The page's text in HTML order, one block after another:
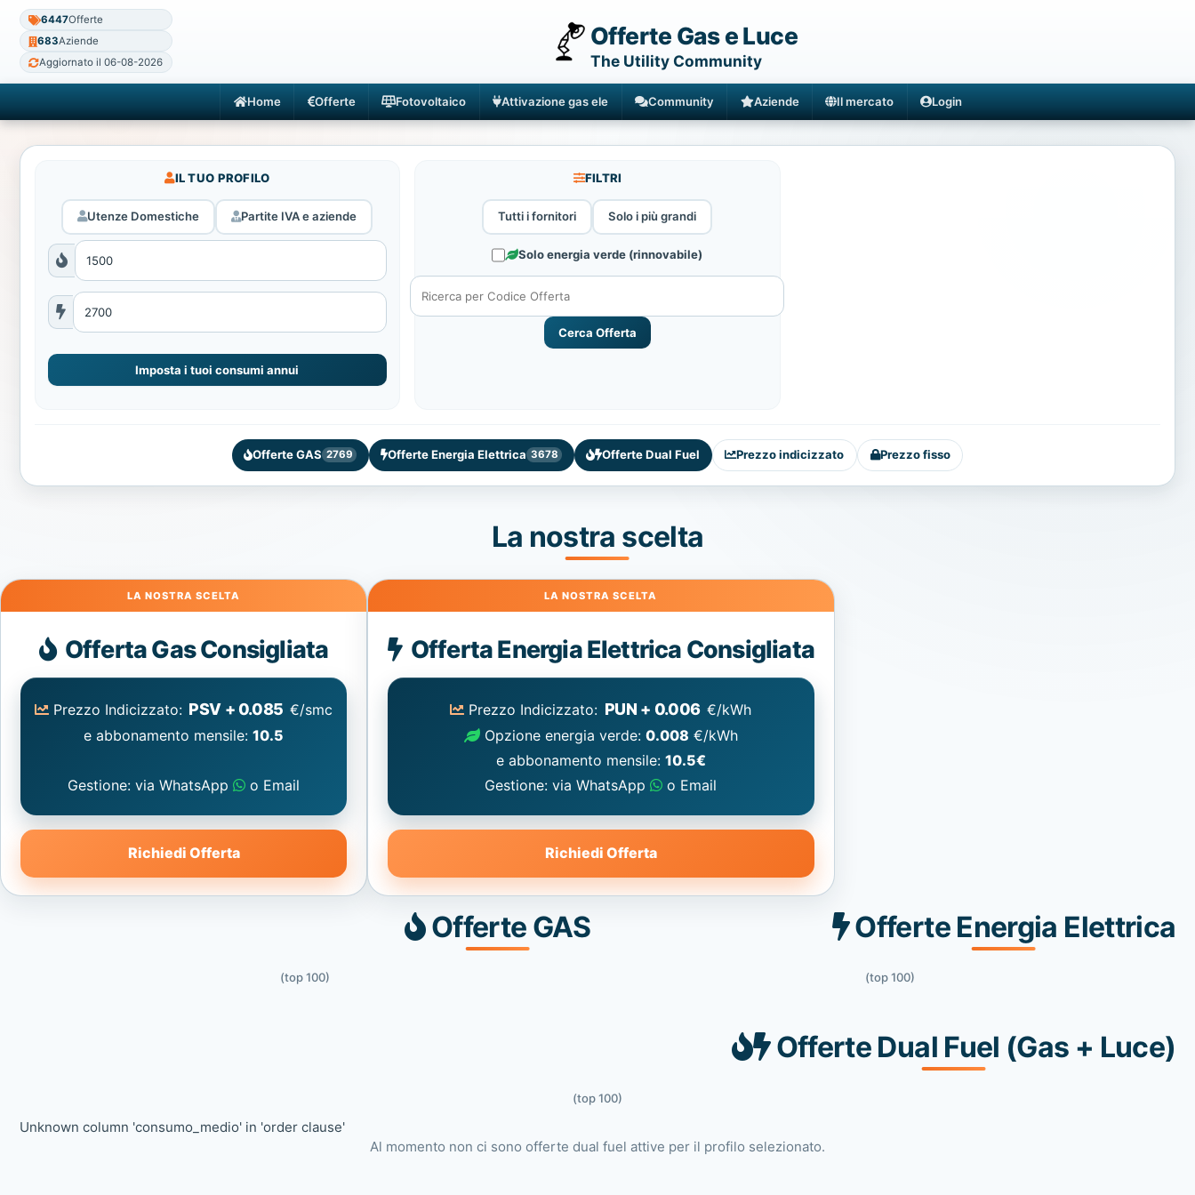
6447Offerte
683Aziende
Aggiornato il 06-08-2026
Offerte Gas e Luce
The Utility Community
Home Offerte Fotovoltaico Attivazione gas ele Community Aziende Il mercato Login
IL TUO PROFILO
Utenze Domestiche Partite IVA e aziende
Imposta i tuoi consumi annui
FILTRI
Tutti i fornitori Solo i più grandi
Solo energia verde (rinnovabile)
Cerca Offerta
Offerte GAS 2769 Offerte Energia Elettrica 3678 Offerte Dual Fuel Prezzo indicizzato Prezzo fisso
La nostra scelta
Gas
Offerta Gas Consigliata
Prezzo Indicizzato: PSV + 0.085 €/smc
e abbonamento mensile:10.5
Gestione: via WhatsApp o Email
Richiedi Offerta
Energia
Elettrica
consigliata
Offerta Energia Elettrica Consigliata
Prezzo Indicizzato: PUN + 0.006 €/kWh
Opzione energia verde: 0.008 €/kWh
e abbonamento mensile: 10.5€
Gestione: via WhatsApp
o Email
Richiedi Offerta
Offerte GAS
(top 100)
Offerte Energia Elettrica
(top 100)
Offerte Dual Fuel (Gas + Luce)
(top 100)
Unknown column 'consumo_medio' in 'order clause'
Al momento non ci sono offerte dual fuel attive per il profilo selezionato.